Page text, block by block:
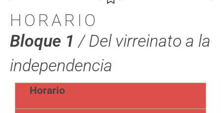
HORARIO
Bloque 1 / Del virreinato a la
independencia
Horario